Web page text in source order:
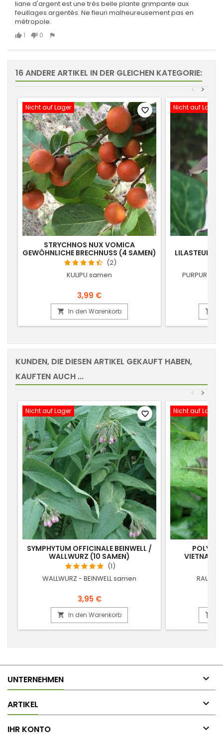
liane d'argent est une très belle plante grimpante aux
feuillages argentés. Ne fleuri malheureusement pas en
métropole.
1
0
16 ANDERE ARTIKEL IN DER GLEICHEN KATEGORIE:
>
<
Nicht auf Lager
STRYCHNOS NUX VOMICA
GEWÖHNLICHE BRECHNUSS (4 SAMEN)
(2)
KULIPU samen
3,99 €
 In den Warenkorb
favorite_border Nicht auf Lager
PURPUR-

KUNDEN, DIE DIESEN ARTIKEL GEKAUFT HABEN,
KAUFTEN AUCH ...
>
<
Nicht auf Lager
SYMPHYTUM OFFICINALE BEINWELL /
WALLWURZ (10 SAMEN)
(1)
WALLWURZ - BEINWELL samen
3,95 €
 In den Warenkorb
favorite_border Nicht auf Lager
RAU-

UNTERNEHMEN 
ARTIKEL 
IHR KONTO 